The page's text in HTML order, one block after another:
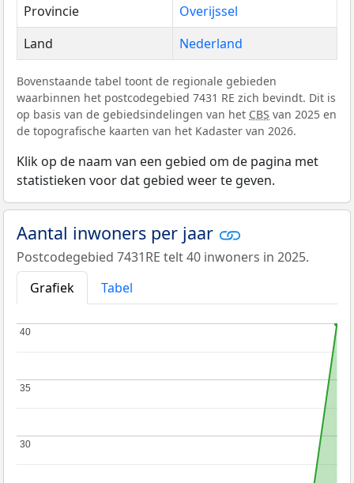
Provincie
Overijssel
Land
Nederland
Bovenstaande tabel toont de regionale gebieden
waarbinnen het postcodegebied 7431 RE zich bevindt. Dit is
op basis van de gebiedsindelingen van het CBS van 2025 en
de topografische kaarten van het Kadaster van 2026.
Klik op de naam van een gebied om de pagina met
statistieken voor dat gebied weer te geven.
Aantal inwoners per jaar
Postcodegebied 7431RE telt 40 inwoners in 2025.
Grafiek
Tabel
30
30
35
35
40
40